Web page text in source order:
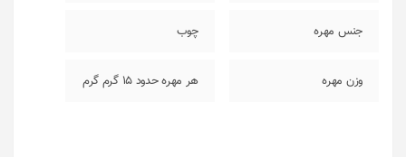
جنس مهره چوب
وزن مهره هر مهره حدود 15 گرم گرم